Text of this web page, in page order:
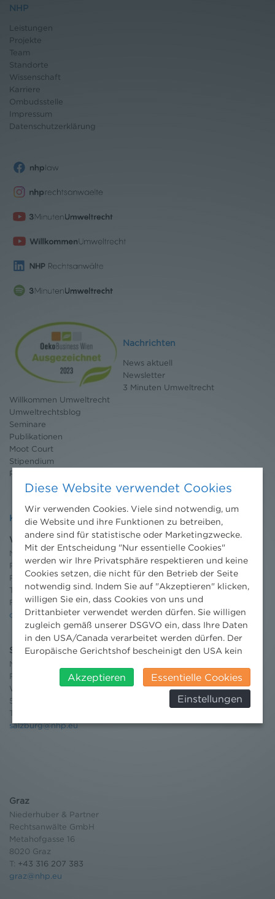
NHP
Leistungen
Projekte
Team
Standorte
Wissenschaft
Karriere
Ombudsstelle
Impressum
Datenschutzerklärung
Nachrichten
News aktuell
Newsletter
3 Minuten Umweltrecht
Willkommen Umweltrecht
Umweltrechtsblog
Seminare
Publikationen
Moot Court
Stipendium
Pressebereich
Kontakt
Wien
Niederhuber & Partner
Rechtsanwälte GmbH
Reisnerstraße 53, 1030 Wien
T:
+43 1 513 21 24-0
F: +43 1 513 21 24-300
office@nhp.eu
Salzburg
Niederhuber & Partner
Rechtsanwälte GmbH
Wilhelm-Spazier-Straße 2a
5020 Salzburg
T:
salzburg@nhp.eu
Graz
Niederhuber & Partner
Rechtsanwälte GmbH
Metahofgasse 16
8020 Graz
T: +43 316 207 383
graz@nhp.eu
Diese Website verwendet Cookies
Wir verwenden Cookies. Viele sind notwendig, um
die Website und ihre Funktionen zu betreiben,
andere sind für statistische oder Marketingzwecke.
Mit der Entscheidung "Nur essentielle Cookies"
werden wir Ihre Privatsphäre respektieren und keine
Cookies setzen, die nicht für den Betrieb der Seite
notwendig sind. Indem Sie auf "Akzeptieren" klicken,
willigen Sie ein, dass Cookies von uns und
Drittanbieter verwendet werden dürfen. Sie willigen
zugleich gemäß unserer DSGVO ein, dass Ihre Daten
in den USA/Canada verarbeitet werden dürfen. Der
Europäische Gerichtshof bescheinigt den USA kein
insbesondere das Risiko, dass ihre Daten durch US-
Behörden, zu Kontroll- und zu
Überwachungszwecken, verarbeitet werden und
werden können. Zudem finden Sie am
Akzeptieren
Essentielle Cookies
Einstellungen